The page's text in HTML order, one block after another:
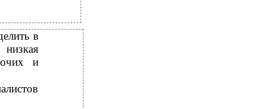
в
и